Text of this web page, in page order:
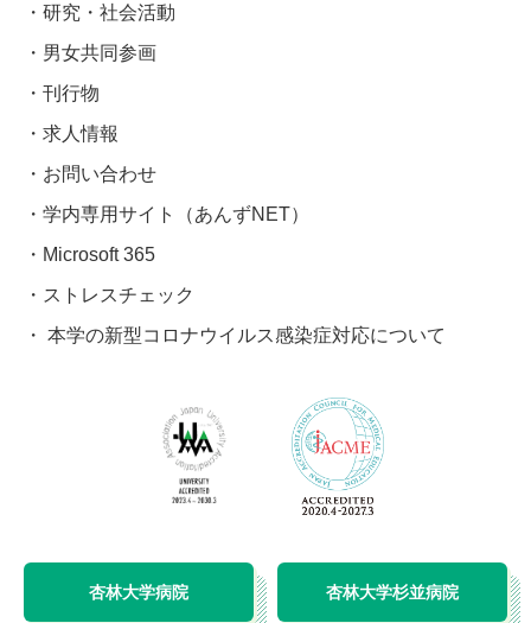
研究・社会活動
男女共同参画
刊行物
求人情報
お問い合わせ
学内専用サイト（あんずNET）
Microsoft 365
ストレスチェック
本学の新型コロナウイルス感染症対応について
杏林大学病院 杏林大学杉並病院